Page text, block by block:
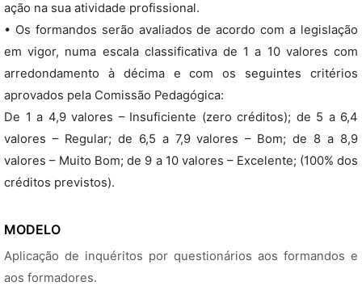
ação na sua atividade profissional.
• Os formandos serão avaliados de acordo com a legislação
em vigor, numa escala classificativa de 1 a 10 valores com
arredondamento à décima e com os seguintes critérios
aprovados pela Comissão Pedagógica:
De 1 a 4,9 valores – Insuficiente (zero créditos); de 5 a 6,4
valores – Regular; de 6,5 a 7,9 valores – Bom; de 8 a 8,9
valores – Muito Bom; de 9 a 10 valores – Excelente; (100% dos
créditos previstos).
MODELO
Aplicação de inquéritos por questionários aos formandos e
aos formadores.